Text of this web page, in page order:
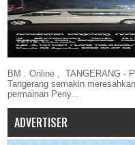
BM . Online , TANGERANG -
Tangerang semakin
permainan Peny...
ADVERTISER